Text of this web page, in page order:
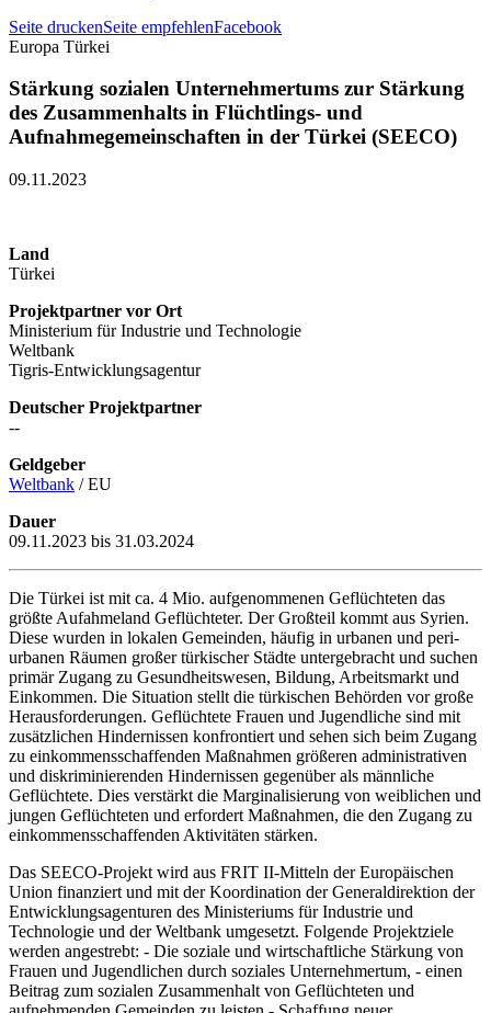
Seite druckenSeite empfehlenFacebook
Europa Türkei
Stärkung sozialen Unternehmertums zur Stärkung
des Zusammenhalts in Flüchtlings- und
Aufnahmegemeinschaften in der Türkei (SEECO)
09.11.2023
Land
Türkei
Projektpartner vor Ort
Ministerium für Industrie und Technologie
Weltbank
Tigris-Entwicklungsagentur
Deutscher Projektpartner
--
Geldgeber
Weltbank / EU
Dauer
09.11.2023 bis 31.03.2024
Die Türkei ist mit ca. 4 Mio. aufgenommenen Geflüchteten das
größte Aufahmeland Geflüchteter. Der Großteil kommt aus Syrien.
Diese wurden in lokalen Gemeinden, häufig in urbanen und peri-
urbanen Räumen großer türkischer Städte untergebracht und suchen
primär Zugang zu Gesundheitswesen, Bildung, Arbeitsmarkt und
Einkommen. Die Situation stellt die türkischen Behörden vor große
Herausforderungen. Geflüchtete Frauen und Jugendliche sind mit
zusätzlichen Hindernissen konfrontiert und sehen sich beim Zugang
zu einkommensschaffenden Maßnahmen größeren administrativen
und diskriminierenden Hindernissen gegenüber als männliche
Geflüchtete. Dies verstärkt die Marginalisierung von weiblichen und
jungen Geflüchteten und erfordert Maßnahmen, die den Zugang zu
einkommensschaffenden Aktivitäten stärken.
Das SEECO-Projekt wird aus FRIT II-Mitteln der Europäischen
Union finanziert und mit der Koordination der Generaldirektion der
Entwicklungsagenturen des Ministeriums für Industrie und
Technologie und der Weltbank umgesetzt. Folgende Projektziele
werden angestrebt: - Die soziale und wirtschaftliche Stärkung von
Frauen und Jugendlichen durch soziales Unternehmertum, - einen
Beitrag zum sozialen Zusammenhalt von Geflüchteten und